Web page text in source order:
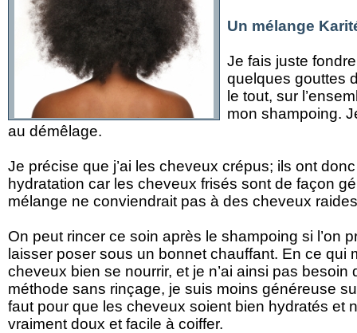
Un mélange
Je fais juste
quelques gouttes
le tout, sur
mon shampoing.
au démêlage.
Je précise que j’ai les cheveux crépus; ils ont
hydratation car les cheveux frisés sont de façon
mélange ne conviendrait pas à des cheveux
On peut rincer ce soin après le shampoing si l’on
laisser poser sous un bonnet chauffant. En ce qui
cheveux bien se nourrir, et je n’ai ainsi pas besoin
méthode sans rinçage, je suis moins généreuse
faut pour que les cheveux soient bien hydratés et
vraiment doux et facile à coiffer.